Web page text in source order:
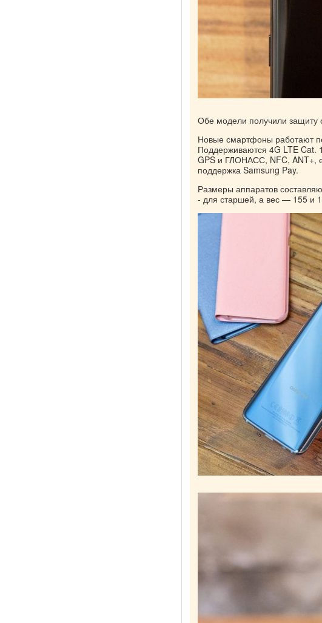
Обе модели получили защиту
Новые смартфоны работают
Поддерживаются 4G LTE Cat.
GPS и ГЛОНАСС, NFC, ANT+,
поддержка Samsung Pay.
Размеры аппаратов
- для старшей, а вес — 155 и